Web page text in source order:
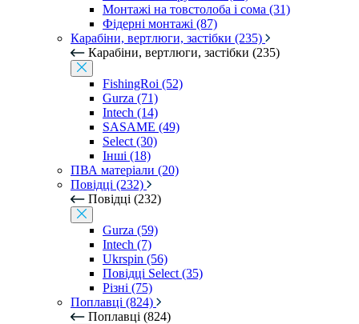
Монтажі на товстолоба і сома (31)
Фідерні монтажі (87)
Карабіни, вертлюги, застібки (235)
Карабіни, вертлюги, застібки (235)
FishingRoi (52)
Gurza (71)
Intech (14)
SASAME (49)
Select (30)
Інші (18)
ПВА матеріали (20)
Повідці (232)
Повідці (232)
Gurza (59)
Intech (7)
Ukrspin (56)
Повідці Select (35)
Різні (75)
Поплавці (824)
Поплавці (824)